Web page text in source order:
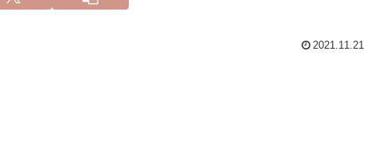
2021.11.21